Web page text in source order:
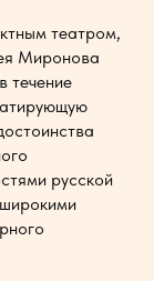
театром,
Миронова
течение
русской